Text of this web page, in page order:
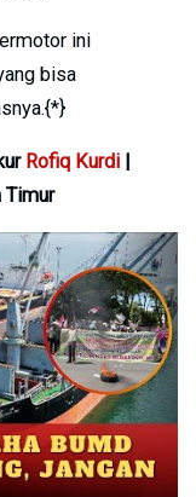
ini
bisa
Rofiq Kurdi |
Timur